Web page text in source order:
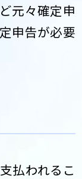
元々確定申
申告が必要
払われるこ